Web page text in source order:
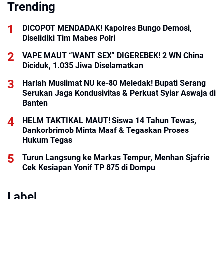
Trending
DICOPOT MENDADAK! Kapolres Bungo Demosi,
Diselidiki Tim Mabes Polri
VAPE MAUT “WANT SEX” DIGEREBEK! 2 WN China
Harlah Muslimat NU ke-80 Meledak! Bupati Serang
Serukan Jaga Kondusivitas & Perkuat Syiar Aswaja di
Banten
HELM TAKTIKAL MAUT! Siswa 14 Tahun Tewas,
Dankorbrimob Minta Maaf & Tegaskan Proses
Hukum Tegas
Turun Langsung ke Markas Tempur, Menhan Sjafrie
Cek Kesiapan Yonif TP 875 di Dompu
Label